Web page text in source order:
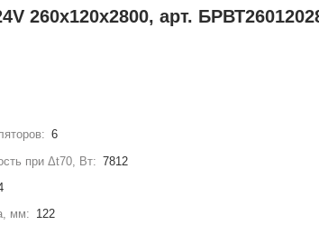
260х120х2800, арт.
6
при Δt70, Вт: 7812
мм: 122